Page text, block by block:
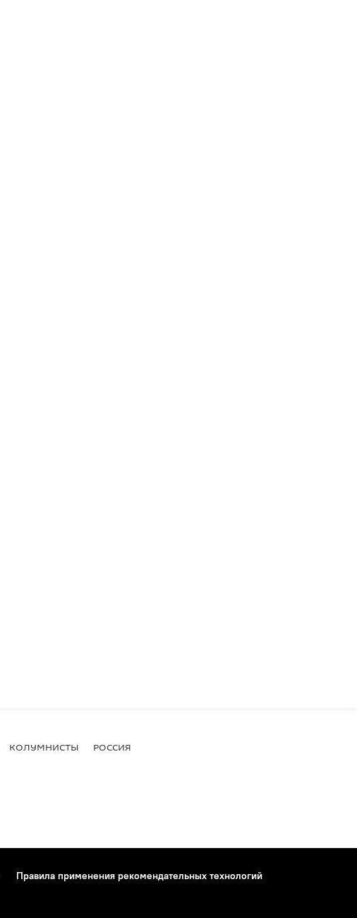
КОЛУМНИСТЫ РОССИЯ
Правила применения рекомендательных технологий